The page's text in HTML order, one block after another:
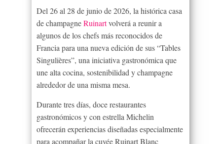
Del 26 al 28 de junio de 2026, la histórica casa
de champagneRuinartvolverá a reunir a
algunos de los chefs más reconocidos de
Francia para una nueva edición de sus “Tables
Singulières”, una iniciativa gastronómica que
une alta cocina, sostenibilidad y champagne
alrededor de una misma mesa.
Durante tres días, doce restaurantes
gastronómicos y con estrella Michelin
ofrecerán experiencias diseñadas especialmente
para acompañar la cuvée Ruinart Blanc